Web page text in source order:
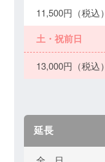
11,500円（税込）
土・祝前日
13,000円（税込）
延長